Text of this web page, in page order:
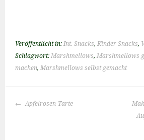
Veröffentlicht in: Int. Snacks, Kinder Snacks,
Schlagwort: Marshmellows, Marshmellows
machen, Marshmellows selbst gemacht
BEITRAGS-
Apfelrosen-Tarte